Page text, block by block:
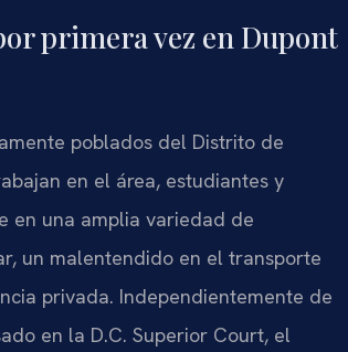
primera vez en Dupont
poblados del Distrito de
en el área, estudiantes y
en una amplia variedad de
un malentendido en el transporte
privada. Independientemente de
en la D.C. Superior Court, el